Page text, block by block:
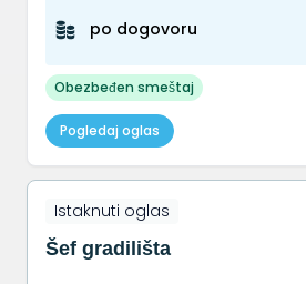
po dogovoru
Obezbeđen smeštaj
Pogledaj oglas
Istaknuti oglas
Šef gradilišta